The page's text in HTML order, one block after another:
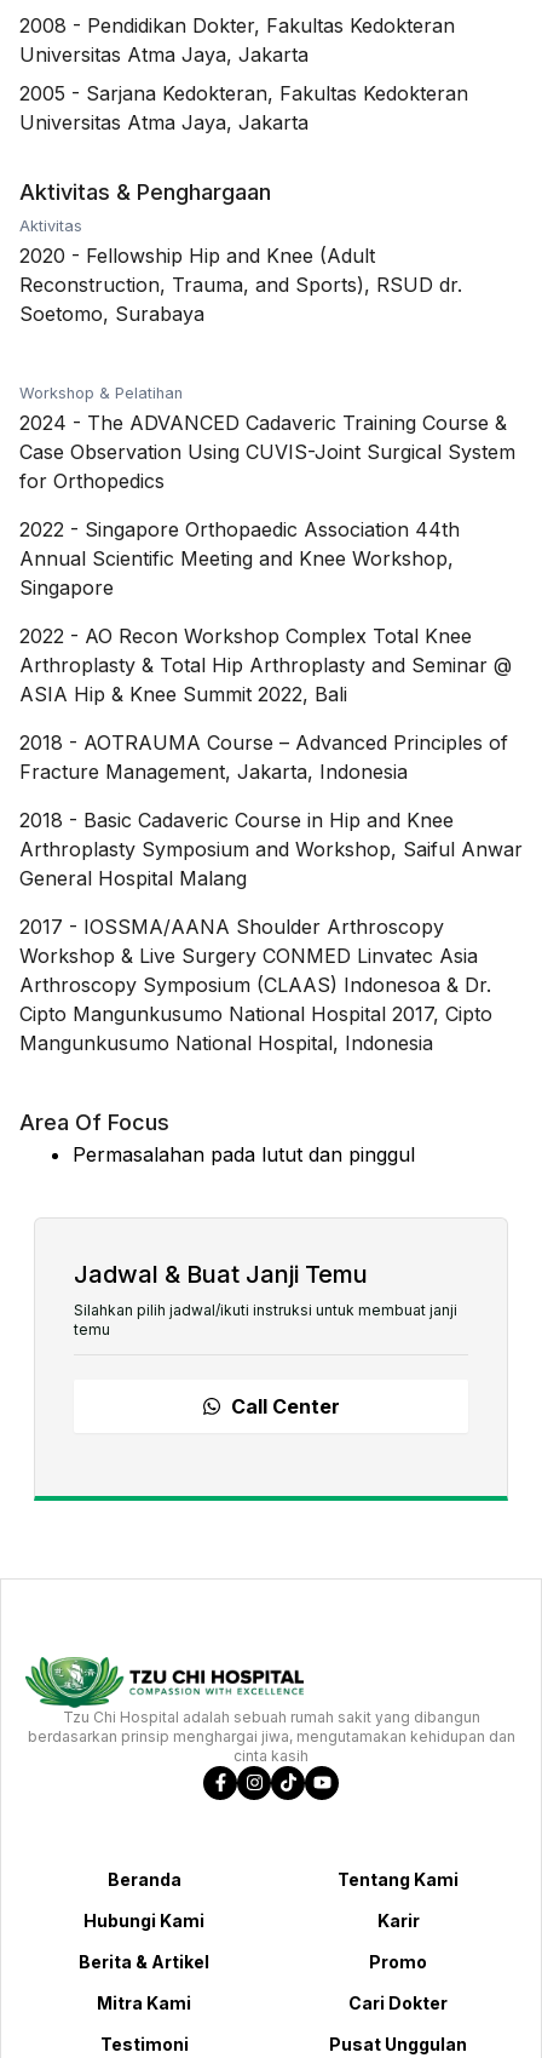
2008 - Pendidikan Dokter, Fakultas Kedokteran
Universitas Atma Jaya, Jakarta
2005 - Sarjana Kedokteran, Fakultas Kedokteran
Universitas Atma Jaya, Jakarta
Aktivitas & Penghargaan
Aktivitas
2020 - Fellowship Hip and Knee (Adult
Reconstruction, Trauma, and Sports), RSUD dr.
Soetomo, Surabaya
Workshop & Pelatihan
2024 - The ADVANCED Cadaveric Training Course &
Case Observation Using CUVIS-Joint Surgical System
for Orthopedics
2022 - Singapore Orthopaedic Association 44th
Annual Scientific Meeting and Knee Workshop,
Singapore
2022 - AO Recon Workshop Complex Total Knee
Arthroplasty & Total Hip Arthroplasty and Seminar @
ASIA Hip & Knee Summit 2022, Bali
2018 - AOTRAUMA Course – Advanced Principles of
Fracture Management, Jakarta, Indonesia
2018 - Basic Cadaveric Course in Hip and Knee
Arthroplasty Symposium and Workshop, Saiful Anwar
General Hospital Malang
2017 - IOSSMA/AANA Shoulder Arthroscopy
Workshop & Live Surgery CONMED Linvatec Asia
Arthroscopy Symposium (CLAAS) Indonesoa & Dr.
Cipto Mangunkusumo National Hospital 2017, Cipto
Mangunkusumo National Hospital, Indonesia
Area Of Focus
Permasalahan pada lutut dan pinggul
Jadwal & Buat Janji Temu
Silahkan pilih jadwal/ikuti instruksi untuk membuat janji
temu
Call Center
Tzu Chi Hospital adalah sebuah rumah sakit yang dibangun
berdasarkan prinsip menghargai jiwa, mengutamakan kehidupan dan
cinta kasih
Beranda
Tentang Kami
Hubungi Kami
Karir
Berita & Artikel
Promo
Mitra Kami
Cari Dokter
Testimoni
Pusat Unggulan